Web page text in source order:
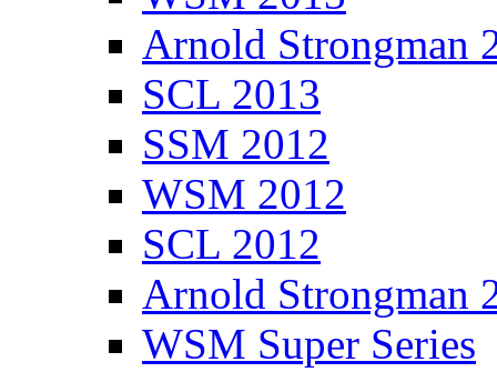
Arnold Strongman
SCL 2013
SSM 2012
WSM 2012
SCL 2012
Arnold Strongman
WSM Super Series